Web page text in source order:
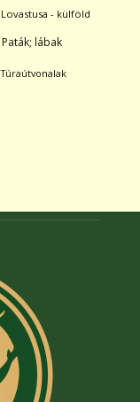
Lovastusa - külföld
Paták; lábak
Túraútvonalak